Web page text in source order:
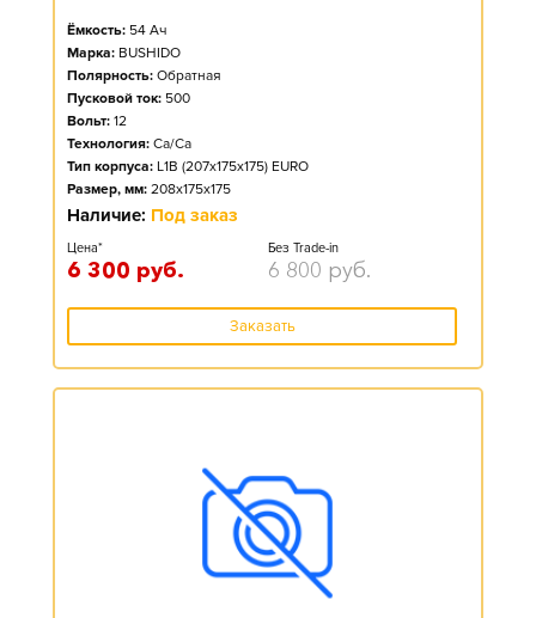
Ёмкость: 54 Ач
Марка: BUSHIDO
Полярность: Обратная
Пусковой ток: 500
Вольт: 12
Технология: Ca/Ca
Тип корпуса: L1B (207x175x175) EURO
Размер, мм: 208x175x175
Наличие: Под заказ
Цена*
6 300 руб.
Без Trade-in
6 800 руб.
Заказать